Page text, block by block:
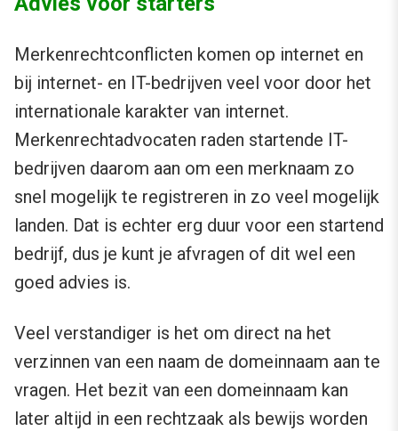
Merkenrechtconflicten komen op internet en
bij internet- en IT-bedrijven veel voor door het
internationale karakter van internet.
Merkenrechtadvocaten raden startende IT-
bedrijven daarom aan om een merknaam zo
snel mogelijk te registreren in zo veel mogelijk
landen. Dat is echter erg duur voor een startend
bedrijf, dus je kunt je afvragen of dit wel een
goed advies is.
Veel verstandiger is het om direct na het
verzinnen van een naam de domeinnaam aan te
vragen. Het bezit van een domeinnaam kan
later altijd in een rechtzaak als bewijs worden